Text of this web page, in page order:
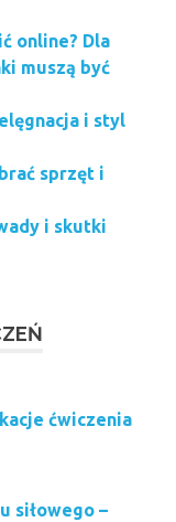
online? Dla
muszą być
i styl
sprzęt i
i skutki
ćwiczenia
siłowego –